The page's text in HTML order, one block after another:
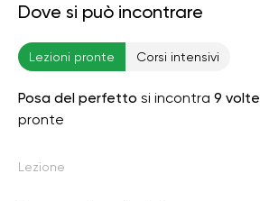
Dove si può incontrare
Lezioni pronte Corsi intensivi
Posa del perfetto si incontra 9 volte
pronte
Lezione